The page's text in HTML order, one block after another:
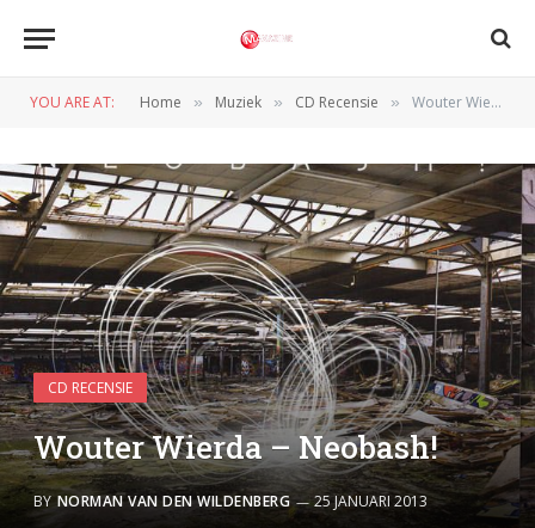
YOU ARE AT: Home » Muziek » CD Recensie » Wouter Wierda – Neobash!
CD RECENSIE
Wouter Wierda – Neobash!
BY NORMAN VAN DEN WILDENBERG 25 JANUARI 2013